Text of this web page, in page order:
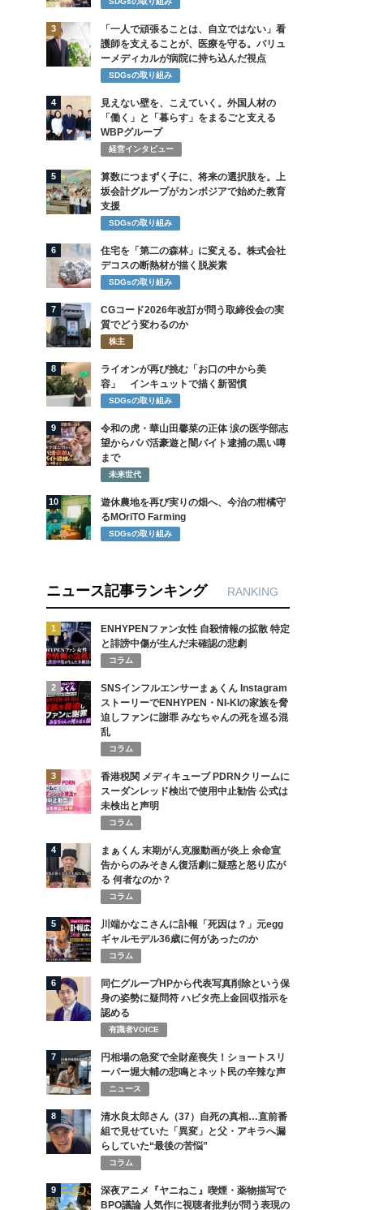
3
「一人で頑張ることは、自立ではない」看
護師を支えることが、医療を守る。バリュ
ーメディカルが病院に持ち込んだ視点
SDGsの取り組み
4
見えない壁を、こえていく。外国人材の
「働く」と「暮らす」をまるごと支える
WBPグループ
経営インタビュー
5
算数につまずく子に、将来の選択肢を。上
坂会計グループがカンボジアで始めた教育
支援
SDGsの取り組み
6
住宅を「第二の森林」に変える。株式会社
デコスの断熱材が描く脱炭素
SDGsの取り組み
7
CGコード2026年改訂が問う取締役会の実
質でどう変わるのか
株主
8
ライオンが再び挑む「お口の中から美
容」 インキュットで描く新習慣
SDGsの取り組み
9
令和の虎・華山田馨菜の正体 涙の医学部志
望からパパ活豪遊と闇バイト逮捕の黒い噂
まで
未来世代
10
遊休農地を再び実りの畑へ、今治の柑橘守
るMOriTO Farming
SDGsの取り組み
ニュース記事ランキング RANKING
1
ENHYPENファン女性 自殺情報の拡散 特定
と誹謗中傷が生んだ未確認の悲劇
コラム
2
SNSインフルエンサーまぁくん Instagram
ストーリーでENHYPEN・NI-KIの家族を脅
迫しファンに謝罪 みなちゃんの死を巡る混
乱
コラム
3
香港税関 メディキューブ PDRNクリームに
スーダンレッド検出で使用中止勧告 公式は
未検出と声明
コラム
4
まぁくん 末期がん克服動画が炎上 余命宣
告からのみそきん復活劇に疑惑と怒り広が
る 何者なのか？
コラム
5
川端かなこさんに訃報「死因は？」元egg
ギャルモデル36歳に何があったのか
コラム
6
同仁グループHPから代表写真削除という保
身の姿勢に疑問符 ハビタ売上金回収指示を
認める
有識者VOICE
7
円相場の急変で全財産喪失！ショートスリ
ーパー堀大輔の悲鳴とネット民の辛辣な声
ニュース
8
清水良太郎さん（37）自死の真相…直前番
組で見せていた「異変」と父・アキラへ漏
らしていた“最後の苦悩”
コラム
9
深夜アニメ『ヤニねこ』喫煙・薬物描写で
BPO議論 人気作に視聴者批判が問う表現の